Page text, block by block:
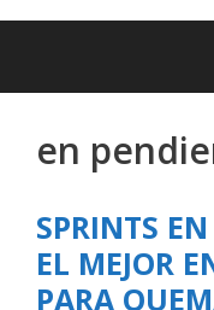
en
SPRINTS
EL MEJOR
PARA